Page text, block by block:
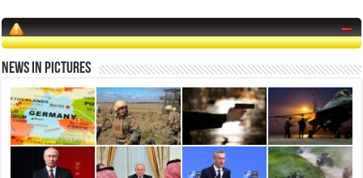
News in Pictures